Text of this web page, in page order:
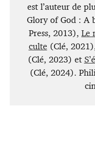
est l’auteur de
Glory of God : A
Press, 2013), Le
culte (Clé,
(Clé, 2023) et
(Clé, 2024).